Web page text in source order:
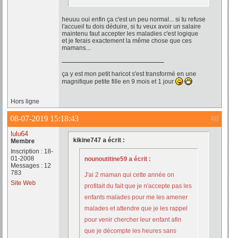
heuuu oui enfin ça c'est un peu normal... si tu refuse
l'accueil tu dois déduire, si tu veux avoir un salaire
maintenu faut accepter les maladies c'est logique
et je ferais exactement la même chose que ces
mamans...
ça y est mon petit haricot s'est transformé en une
magnifique petite fille en 9 mois et 1 jour
Hors ligne
#8
08-07-2019 15:18:43
lulu64
Membre
Inscription : 18-
01-2008
Messages : 12
783
Site Web
kikine747 a écrit :
nounoutitine59 a écrit :
J'ai 2 maman qui cette année on
profitait du fait que je n'accepte pas les
enfants malades pour me les amener
malades et attendre que je les rappel
pour venir chercher leur enfant afin
que je décompte les heures sans